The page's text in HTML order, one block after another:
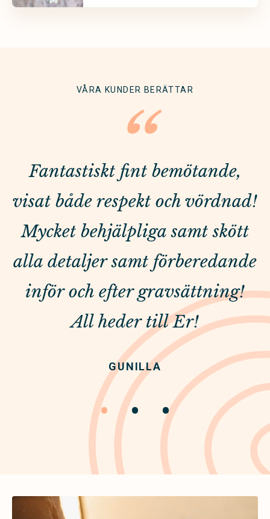
VÅRA KUNDER BERÄTTAR
“
Fantastiskt fint bemötande,
visat både respekt och vördnad!
Mycket behjälpliga samt skött
alla detaljer samt förberedande
inför och efter gravsättning!
All heder till Er!
GUNILLA
• • •